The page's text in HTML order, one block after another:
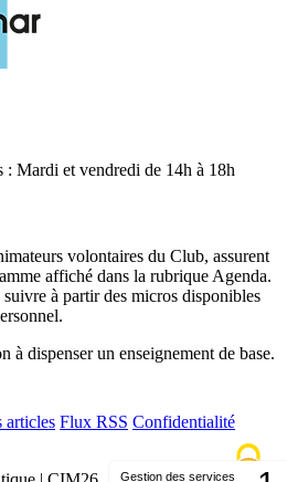
Gestion des services
: Mardi et vendredi de 14h à 18h
volontaires du Club, assurent
affiché dans la rubrique Agenda.
à partir des micros disponibles
à dispenser un enseignement de base.
articles Flux RSS Confidentialité